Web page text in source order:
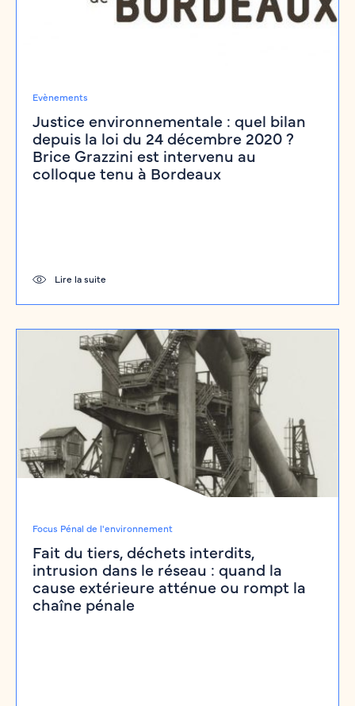
Evènements
Justice environnementale : quel bilan
depuis la loi du 24 décembre 2020 ?
Brice Grazzini est intervenu au
colloque tenu à Bordeaux
Lire la suite
Focus Pénal de l'environnement
Fait du tiers, déchets interdits,
intrusion dans le réseau : quand la
cause extérieure atténue ou rompt la
chaîne pénale